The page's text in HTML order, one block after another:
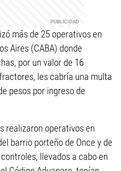
más de 25 operativos en
Aires (CABA) donde
por un valor de 16
les cabría una multa
pesos por ingreso de
realizaron operativosen
barrio porteño de Once y de
llevados a cabo en